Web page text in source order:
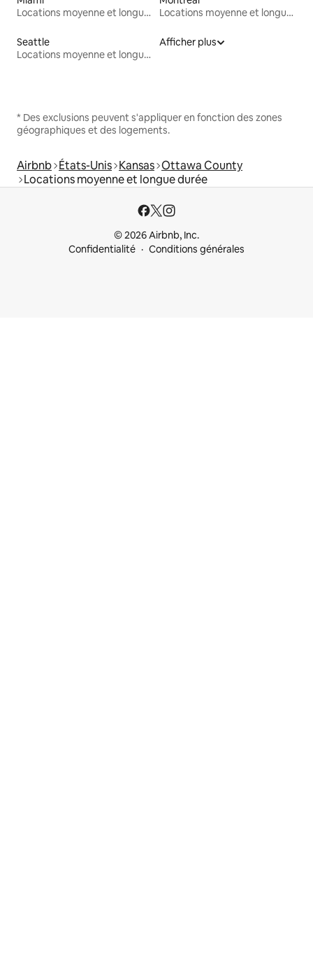
Locations moyenne et longue durée
Locations moyenne et longue durée
Seattle
Locations moyenne et longue durée
Afficher plus
* Des exclusions peuvent s'appliquer en fonction des zones
géographiques et des logements.
Airbnb États-Unis Kansas Ottawa County
Locations moyenne et longue durée
© 2026 Airbnb, Inc.
Confidentialité
Conditions générales